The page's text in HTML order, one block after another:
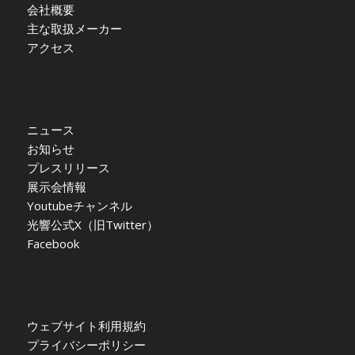
会社概要
主な取扱メーカー
アクセス
ニュース
お知らせ
プレスリリース
展示会情報
Youtubeチャンネル
光響公式X（旧Twitter）
Facebook
ウェブサイト利用規約
プライバシーポリシー